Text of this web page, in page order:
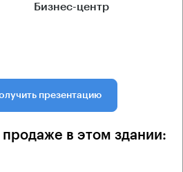
Бизнес-центр
презентацию
в этом здании: